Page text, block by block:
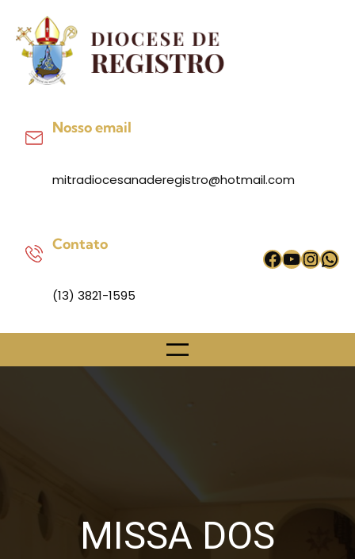
para
conteúdo
Nosso email
mitradiocesanaderegistro@hotmail.com
Contato
(13) 3821-1595
Facebook
MISSA DOS